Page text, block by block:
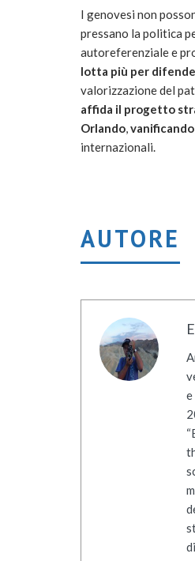
I genovesi non
pressano la politica
autoreferenziale e
lotta più per
valorizzazione del
affida il progetto
Orlando,
internazionali.
AUTORE